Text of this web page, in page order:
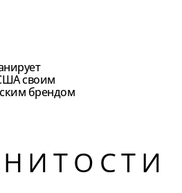
своим
брендом